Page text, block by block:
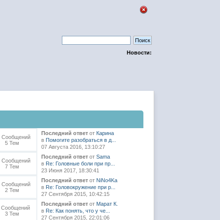
Новости:
Сообщений
5 Тем
Последний ответ от Карина
в Помогите разобраться в д...
07 Августа 2016, 13:10:27
Сообщений
7 Тем
Последний ответ отSama
в Re: Головные боли при пр...
23 Июня 2017, 18:30:41
Сообщений
2 Тем
Последний ответ от NiNo4Ka
в Re: Головокружение при р...
27 Сентября 2015, 10:42:15
Сообщений
3 Тем
Последний ответ от Марат К.
в Re: Как понять, что у че...
27 Сентября 2015, 22:01:06